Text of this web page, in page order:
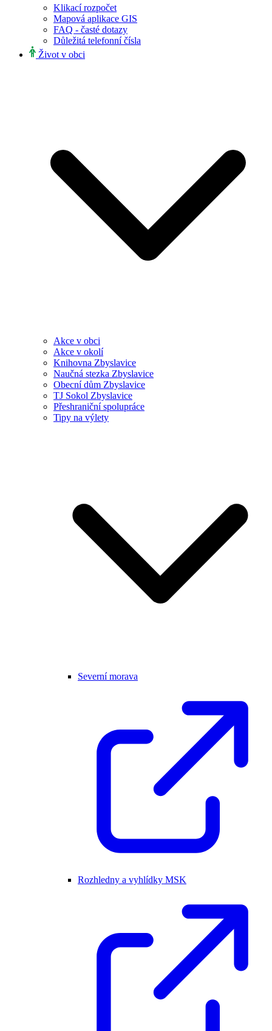
Klikací rozpočet
Mapová aplikace GIS
FAQ - časté dotazy
Důležitá telefonní čísla
Život v obci
Akce v obci
Akce v okolí
Knihovna Zbyslavice
Naučná stezka Zbyslavice
Obecní dům Zbyslavice
TJ Sokol Zbyslavice
Přeshraniční spolupráce
Tipy na výlety
Severní morava
Rozhledny a vyhlídky MSK